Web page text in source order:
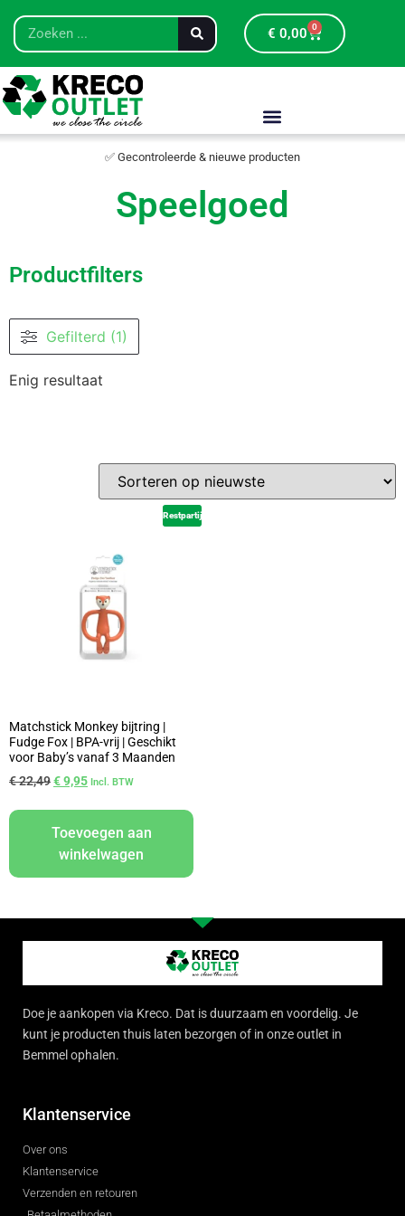
€ 0,00 0
✅ Gecontroleerde & nieuwe producten
Speelgoed
Productfilters
Gefilterd (1)
Enig resultaat
Restpartij
Matchstick Monkey bijtring |
Fudge Fox | BPA-vrij | Geschikt
voor Baby’s vanaf 3 Maanden
€22,49€9,95 Incl. BTW
Toevoegen aan
winkelwagen
Doe je aankopen via Kreco. Dat is duurzaam en voordelig. Je
kunt je producten thuis laten bezorgen of in onze outlet in
Bemmel ophalen.
Klantenservice
Over ons
Klantenservice
Verzenden en retouren